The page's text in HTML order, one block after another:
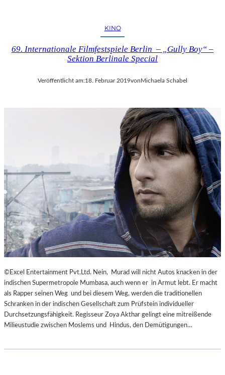
KINO
69. Internationale Filmfestspiele Berlin – „Gully Boy“ –
Sektion Berlinale Special
Veröffentlicht am:18. Februar 2019vonMichaela Schabel
©Excel Entertainment Pvt.Ltd. Nein, Murad will nicht Autos knacken in der
indischen Supermetropole Mumbasa, auch wenn er in Armut lebt. Er macht
als Rapper seinen Weg und bei diesem Weg, werden die traditionellen
Schranken in der indischen Gesellschaft zum Prüfstein individueller
Durchsetzungsfähigkeit. Regisseur Zoya Akthar gelingt eine mitreißende
Milieustudie zwischen Moslems und Hindus, den Demütigungen…